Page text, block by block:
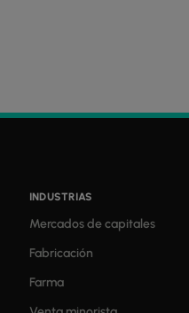
INDUSTRIAS
Mercados de capitales
Fabricación
Farma